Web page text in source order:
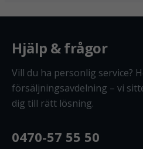
Hjälp & frågor
Vill du ha personlig service?
försäljningsavdelning – vi
dig till rätt lösning.
0470-57 55 50